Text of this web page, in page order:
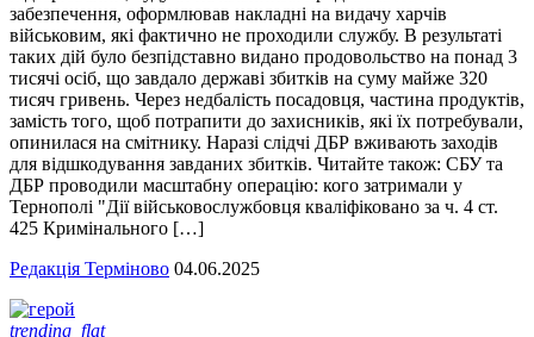
забезпечення, оформлював накладні на видачу харчів
військовим, які фактично не проходили службу. В результаті
таких дій було безпідставно видано продовольство на понад 3
тисячі осіб, що завдало державі збитків на суму майже 320
тисяч гривень. Через недбалість посадовця, частина продуктів,
замість того, щоб потрапити до захисників, які їх потребували,
опинилася на смітнику. Наразі слідчі ДБР вживають заходів
для відшкодування завданих збитків. Читайте також: СБУ та
ДБР проводили масштабну операцію: кого затримали у
Тернополі "Дії військовослужбовця кваліфіковано за ч. 4 ст.
425 Кримінального […]
Редакція Терміново 04.06.2025
trending_flat